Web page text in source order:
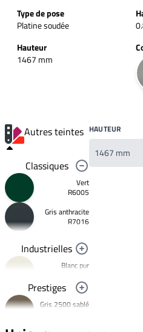
Type de pose
Platine soudée
Hauteur
1467 mm
Autres teintes
Classiques
Vert
R6005
Gris anthracite
R7016
Industrielles
Blanc pur
Noir foncé
R9005
Prestiges
Gris 2500 sablé
HAUTEUR
Votre
liste
souhaits
Un
produit
Créer
nouvelle